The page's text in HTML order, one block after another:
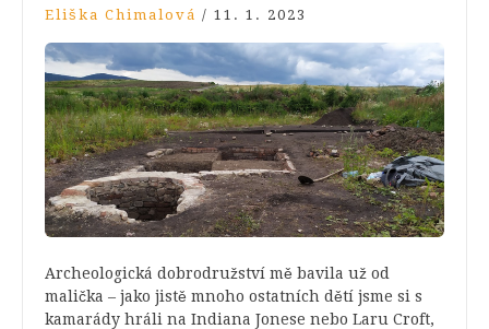
Eliška Chimalová / 11. 1. 2023
Archeologická dobrodružství mě bavila už od
malička – jako jistě mnoho ostatních dětí jsme si s
kamarády hráli na Indiana Jonese nebo Laru Croft,